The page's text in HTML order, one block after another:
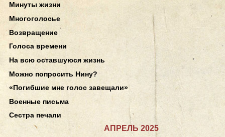
Минуты жизни
Многоголосье
Возвращение
Голоса времени
На всю оставшуюся жизнь
Можно попросить Нину?
«Погибшие мне голос завещали»
Военные письма
Сестра печали
АПРЕЛЬ 2025